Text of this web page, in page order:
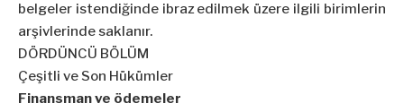
belgeler istendiğinde ibraz edilmek üzere ilgili birimlerin
arşivlerinde saklanır.
DÖRDÜNCÜ BÖLÜM
Çeşitli ve Son Hükümler
Finansman ve ödemeler